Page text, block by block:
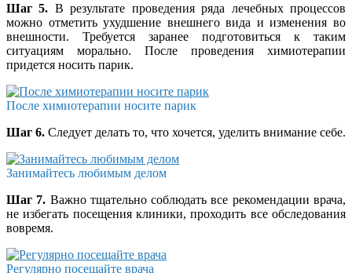
Шаг 5. В результате проведения ряда лечебных процессов
можно отметить ухудшение внешнего вида и изменения во
внешности. Требуется заранее подготовиться к таким
ситуациям морально. После проведения химиотерапии
придется носить парик.
После химиотерапии носите парик
Шаг 6. Следует делать то, что хочется, уделить внимание себе.
Занимайтесь любимым делом
Шаг 7. Важно тщательно соблюдать все рекомендации врача,
не избегать посещения клиники, проходить все обследования
вовремя.
Регулярно посещайте врача